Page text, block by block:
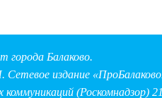
города Балаково.
издание
коммуникаций